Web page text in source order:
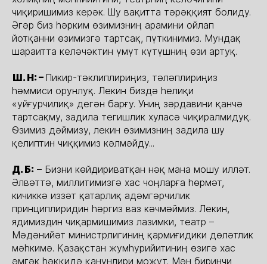
чиқиришимиз керәк. Шу вақитта тәрәққият болиду.
Әгәр биз һәрким өзимизниң арамини ойлап
йотқанни өзимизгә тартсақ, пүткинимиз. Мундақ
шараитта келәчәктин үмүт күтүшниң өзи артуқ.
Ш. Н: – Пикир-тәклиплириңиз, тәләплириңиз
һәммиси орунлуқ. Лекин биздә һелиқи
«уйғурчилиқ» дегән барғу. Униң зәрдавини қанчә
тартсақму, задила тегишлик хуласә чиқиралмидуқ.
Өзимиз дәймизу, лекин өзимизниң задила шу
қелиптин чиққимиз кәлмәйду...
Д. Б: – Бизни көйдириватқан нәқ мана мошу илләт.
Әлвәттә, миллитимизгә хас чоңларға һөрмәт,
кичиккә иззәт қатарлиқ адәмгәрчилик
принциплиридин һәргиз ваз кәчмәймиз. Лекин,
ядимиздин чиқармишимиз лазимки, театр –
Мәдәнийәт министрлигиниң қармиғидики дөләтлик
мәһкимә. Қазақстан жумһурийитиниң өзигә хас
әмгәк һәққидә қанунлири можут. Мән биринчи